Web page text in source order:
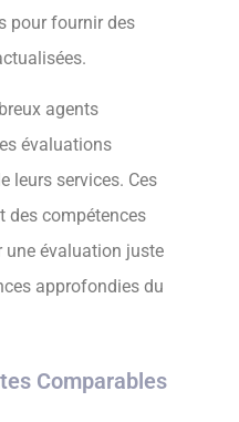
pour fournir des
agents
évaluations
leurs services. Ces
des compétences
une évaluation juste
approfondies du
Comparables